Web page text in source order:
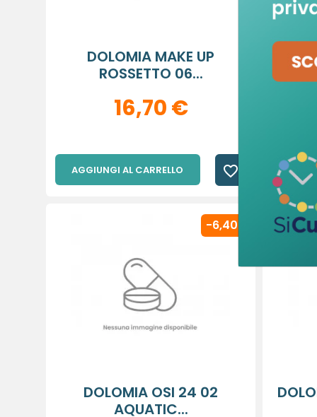
DOLOMIA MAKE UP
ROSSETTO 06...
16,70 €
AGGIUNGI AL CARRELLO favorite_border
DOLOMIA OSI 24 02
AQUATIC...
-6,40 €